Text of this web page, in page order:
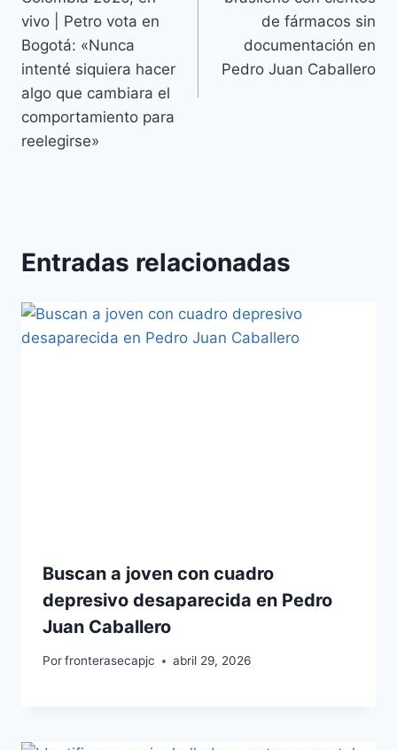
vivo | Petro vota en
Bogotá: «Nunca
intenté siquiera hacer
algo que cambiara el
comportamiento para
reelegirse»
de fármacos sin
documentación en
Pedro Juan Caballero
Entradas relacionadas
Buscan a joven con cuadro
depresivo desaparecida en Pedro
Juan Caballero
Porfronterasecapjc abril 29, 2026